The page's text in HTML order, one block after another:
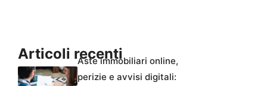
Articoli recentiAste immobiliari online,
perizie e avvisi digitali: